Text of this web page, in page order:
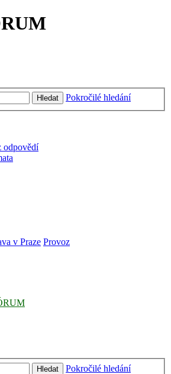
Hledat Pokročilé hledání
odpovědí
v Praze Provoz
Hledat
Pokročilé hledání